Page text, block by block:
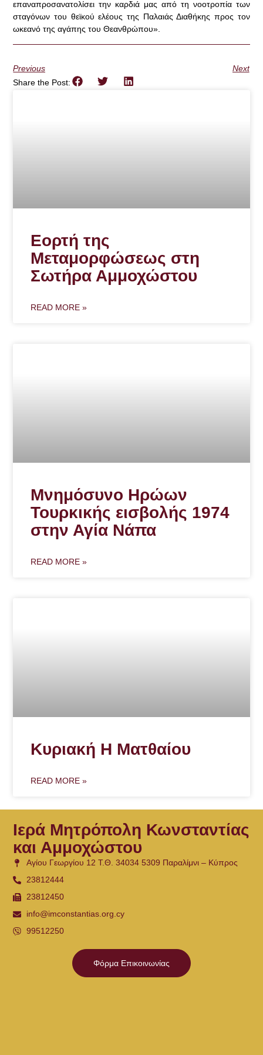
επαναπροσανατολίσει την καρδιά μας από τη νοοτροπία των
σταγόνων του θεϊκού ελέους της Παλαιάς Διαθήκης προς τον
ωκεανό της αγάπης του Θεανθρώπου».
Previous
Next
Share the Post:
Εορτή της
Μεταμορφώσεως στη
Σωτήρα Αμμοχώστου
READ MORE »
Μνημόσυνο Ηρώων
Τουρκικής εισβολής 1974
στην Αγία Νάπα
READ MORE »
Κυριακή Η Ματθαίου
READ MORE »
Ιερά Μητρόπολη Κωνσταντίας
και Αμμοχώστου
Αγίου Γεωργίου 12 Τ.Θ. 34034 5309 Παραλίμνι – Κύπρος
23812444
23812450
info@imconstantias.org.cy
99512250
Φόρμα Επικοινωνίας